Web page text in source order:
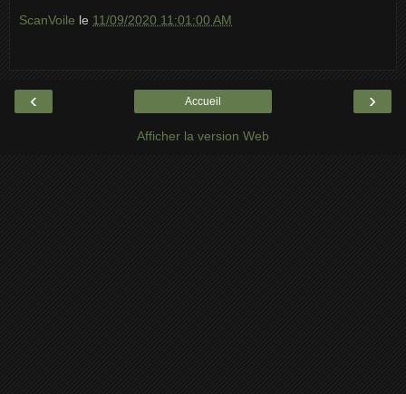
ScanVoile le 11/09/2020 11:01:00 AM
‹ ›
Accueil
Afficher la version Web